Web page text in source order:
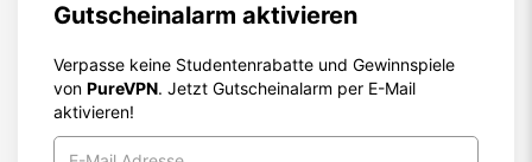
Gutscheinalarm aktivieren
Verpasse keine Studentenrabatte und Gewinnspiele
von PureVPN. Jetzt Gutscheinalarm per E-Mail
aktivieren!